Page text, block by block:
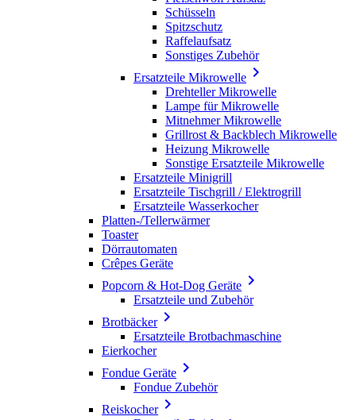
Schüsseln
Spitzschutz
Raffelaufsatz
Sonstiges Zubehör
Ersatzteile Mikrowelle 
Drehteller Mikrowelle
Lampe für Mikrowelle
Mitnehmer Mikrowelle
Grillrost & Backblech Mikrowelle
Heizung Mikrowelle
Sonstige Ersatzteile Mikrowelle
Ersatzteile Minigrill
Ersatzteile Tischgrill / Elektrogrill
Ersatzteile Wasserkocher
Platten-/Tellerwärmer
Toaster
Dörrautomaten
Crêpes Geräte
Popcorn & Hot-Dog Geräte 
Ersatzteile und Zubehör
Brotbäcker
Ersatzteile Brotbachmaschine
Eierkocher
Fondue Geräte 
Fondue Zubehör
Reiskocher